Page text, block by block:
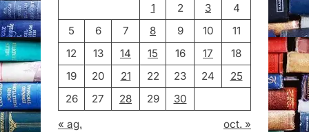
1
2 3
4
5
6 7 8 9 10
11
12
13 14 15 16 17
18
19
20 21 22 23 24
25
26
27 28 29
30
« ag.
oct. »